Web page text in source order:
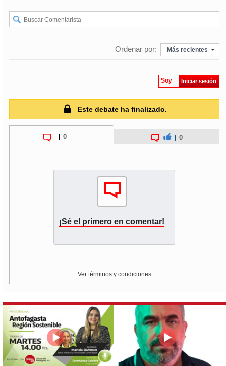
soyosorno
Ordenar por: Más recientes
Soy Iniciar sesión
Este debate ha finalizado.
0 0
¡Sé el primero en comentar!
Ver términos y condiciones